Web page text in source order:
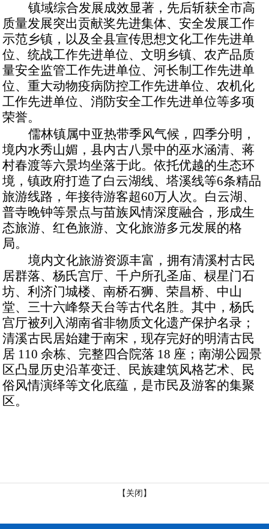
镇域综合发展成效显著，先后斩获全市高
质量发展突出贡献奖先进集体、安全发展工作
示范乡镇，以及全县宣传思想文化工作先进单
位、统战工作先进单位、文明乡镇、农产品质
量安全监管工作先进单位、河长制工作先进单
位、重大动物疫病防控工作先进单位、农机化
工作先进单位、消防安全工作先进单位等多项
荣誉。
儒林镇属中亚热带季风气候，四季分明，
境内水秀山媚，县内古八景中的巫水涵清、蒋
村春渡等六景均坐落于此。依托优越的生态环
境，镇政府打造了白云湖线、塔溪线等6条精品
旅游线路，年接待游客超60万人次。白云湖、
普寺晚钟等景点与苗族风情深度融合，形成生
态旅游、红色旅游、文化旅游多元发展的格
局。
境内文化旅游资源丰富，拥有清溪村古民
居群落、杨氏宫厅、千户所孔圣庙、棂星门石
坊、利济门城楼、南桥石狮、荣昌桥、中山
堂、三十六峰祭天台等古代名胜。其中，杨氏
宫厅被列入湖南省非物质文化遗产保护名录；
清溪古民居始建于南宋，现存完好的明清古民
居 110 余栋、完整四合院落 18 座；南湖公园景
区凸显历史沿革变迁、民族建筑风格艺术、民
俗风情演绎等文化底蕴，是市民及游客的集聚
区。
【关闭】